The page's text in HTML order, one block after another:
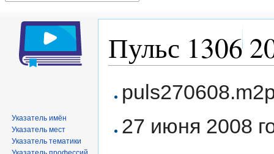
Пульс 1306
27 июня 2008
Указатель имён
Указатель мест
Указатель тематики